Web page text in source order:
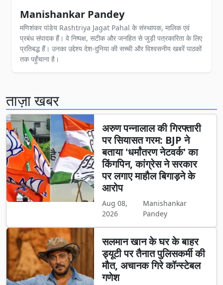
Manishankar Pandey
मणिशंकर पांडेय Rashtriya Jagat Pahal के संस्थापक, मालिक एवं
प्रबंध संपादक हैं। वे निष्पक्ष, सटीक और जनहित से जुड़ी पत्रकारिता के लिए
प्रतिबद्ध हैं। उनका उद्देश्य देश-दुनिया की सच्ची और विश्वसनीय खबरें पाठकों
तक पहुँचाना है।
ताज़ा खबर
अरुण पन्नालाल की गिरफ्तारी
पर सियासत गरम: BJP ने
बताया 'धर्मांतरण नेटवर्क' का
किंगपिन, कांग्रेस ने सरकार
पर लगाए माहौल बिगाड़ने के
आरोप
Aug 08,
2026
Manishankar
Pandey
सलमान खान के घर के बाहर
ड्यूटी पर तैनात पुलिसकर्मी की
मौत, अचानक गिरे कॉन्स्टेबल
गणेश